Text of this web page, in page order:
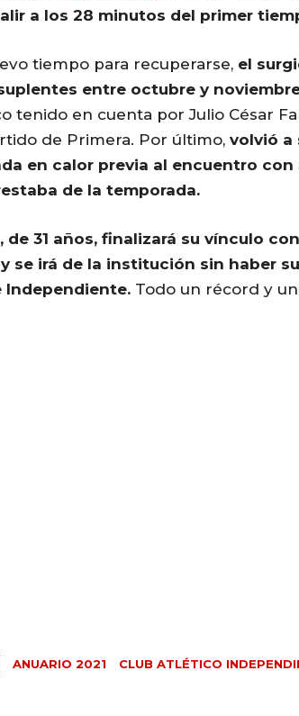
a los 28 minutos del primer
tiempo para recuperarse, el
entre octubre y
tenido en cuenta por Julio César
de Primera. Por último, volvió a
en calor previa al encuentro con
de la temporada.
de 31 años, finalizará su vínculo
se irá de la institución sin haber
Independiente. Todo un récord y
ANUARIO 2021 CLUB ATLÉTICO